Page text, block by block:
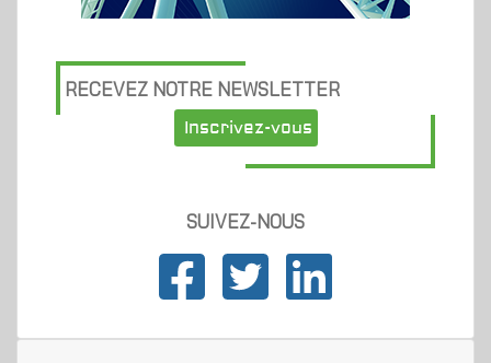
RECEVEZ NOTRE NEWSLETTER
Inscrivez-vous
SUIVEZ-NOUS